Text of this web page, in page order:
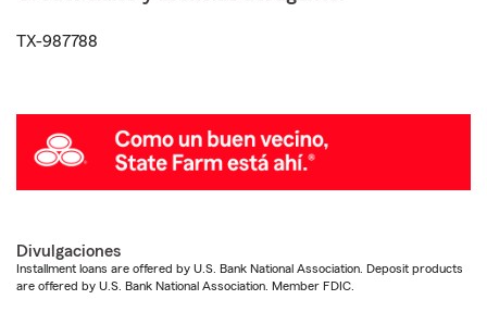
TX-987788
Divulgaciones
Installment loans are offered by U.S. Bank National Association. Deposit products
are offered by U.S. Bank National Association. Member FDIC.